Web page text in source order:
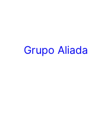
Grupo Aliada